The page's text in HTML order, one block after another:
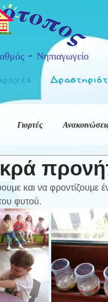
- Νηπιαγωγείο
Γιορτές
και να φροντίζουμε
φυτού.